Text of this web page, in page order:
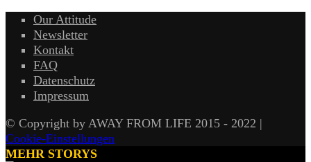
Our Attitude
Newsletter
Kontakt
FAQ
Datenschutz
Impressum
© Copyright by AWAY FROM LIFE 2015 - 2022 |
Cookie-Einstellungen
MEHR STORYS